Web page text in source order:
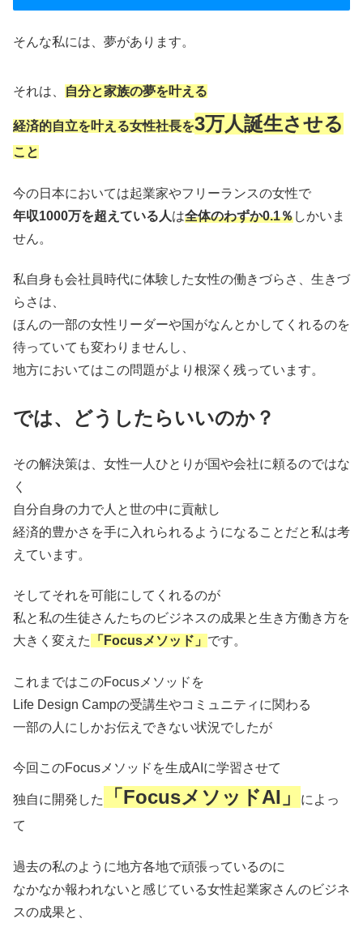
そんな私には、夢があります。
それは、 自分と家族の夢を叶える
経済的自立を叶える女性社長を3万人誕生させる
こと
今の日本においては起業家やフリーランスの女性で
年収1000万を超えている人は全体のわずか0.1％しかいま
せん。
私自身も会社員時代に体験した女性の働きづらさ、生きづ
らさは、
ほんの一部の女性リーダーや国がなんとかしてくれるのを
待っていても変わりませんし、
地方においてはこの問題がより根深く残っています。
では、どうしたらいいのか？
その解決策は、女性一人ひとりが国や会社に頼るのではな
く
自分自身の力で人と世の中に貢献し
経済的豊かさを手に入れられるようになることだと私は考
えています。
そしてそれを可能にしてくれるのが
私と私の生徒さんたちのビジネスの成果と生き方働き方を
大きく変えた
「Focusメソッド」 です。
これまではこのFocusメソッドを
Life Design Campの受講生やコミュニティに関わる
一部の人にしかお伝えできない状況でしたが
今回このFocusメソッドを生成AIに学習させて
独自に開発した 「FocusメソッドAI」
によっ
て
過去の私のように地方各地で頑張っているのに
なかなか報われないと感じている女性起業家さんのビジネ
スの成果と、